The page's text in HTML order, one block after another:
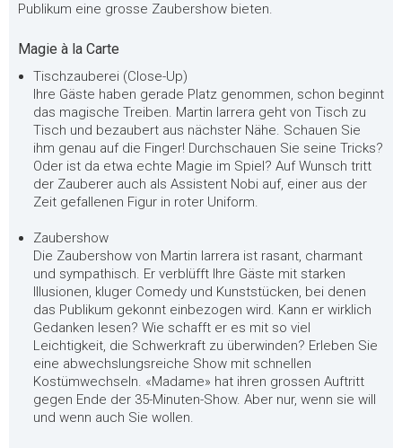
Publikum eine grosse Zaubershow bieten.
Magie à la Carte
Tischzauberei (Close-Up)
Ihre Gäste haben gerade Platz genommen, schon beginnt
das magische Treiben. Martin Iarrera geht von Tisch zu
Tisch und bezaubert aus nächster Nähe. Schauen Sie
ihm genau auf die Finger! Durchschauen Sie seine Tricks?
Oder ist da etwa echte Magie im Spiel? Auf Wunsch tritt
der Zauberer auch als Assistent Nobi auf, einer aus der
Zeit gefallenen Figur in roter Uniform.
Zaubershow
Die Zaubershow von Martin Iarrera ist rasant, charmant
und sympathisch. Er verblüfft Ihre Gäste mit starken
Illusionen, kluger Comedy und Kunststücken, bei denen
das Publikum gekonnt einbezogen wird. Kann er wirklich
Gedanken lesen? Wie schafft er es mit so viel
Leichtigkeit, die Schwerkraft zu überwinden? Erleben Sie
eine abwechslungsreiche Show mit schnellen
Kostümwechseln. «Madame» hat ihren grossen Auftritt
gegen Ende der 35-Minuten-Show. Aber nur, wenn sie will
und wenn auch Sie wollen.